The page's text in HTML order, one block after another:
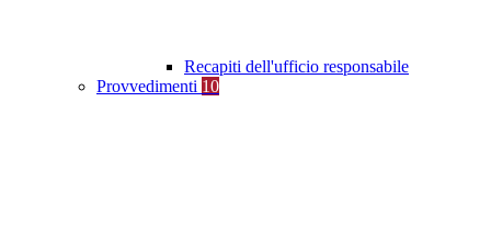
Recapiti dell'ufficio responsabile
Provvedimenti 10